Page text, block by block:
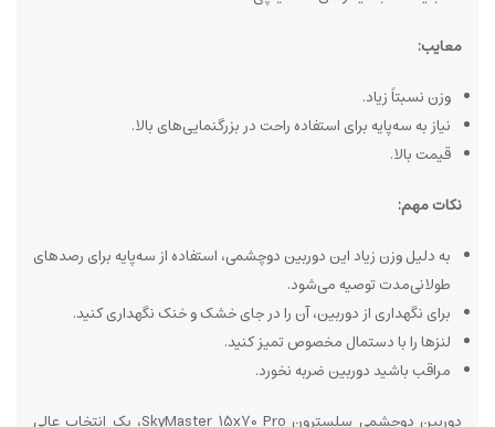
معایب:
وزن نسبتاً زیاد.
نیاز به سه‌پایه برای استفاده راحت در بزرگنمایی‌های بالا.
قیمت بالا.
نکات مهم:
به دلیل وزن زیاد این دوربین دوچشمی، استفاده از سه‌پایه برای رصدهای
طولانی‌مدت توصیه می‌شود.
برای نگهداری از دوربین، آن را در جای خشک و خنک نگهداری کنید.
لنزها را با دستمال مخصوص تمیز کنید.
مراقب باشید دوربین ضربه نخورد.